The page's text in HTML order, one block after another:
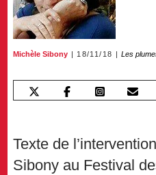
Michèle Sibony 18/11/18 Les
Texte de
Sibony au Festival